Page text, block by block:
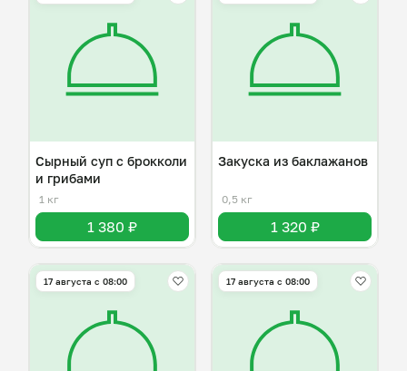
Сырный суп с брокколи
и грибами
1 кг
1 380 ₽
Закуска из баклажанов
0,5 кг
1 320 ₽
17 августа с 08:00 17 августа с 08:00